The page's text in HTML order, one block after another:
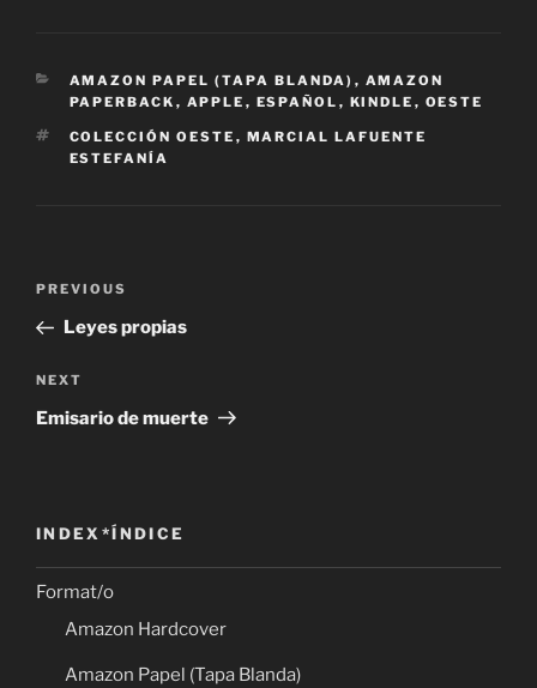
CATEGORIES
AMAZON PAPEL (TAPA BLANDA) , AMAZON
PAPERBACK , APPLE , ESPAÑOL , KINDLE , OESTE
TAGS
COLECCIÓN OESTE , MARCIAL LAFUENTE
ESTEFANÍA
Previous
Post
PREVIOUS
Leyes propias
Next
Post
NEXT
Emisario de muerte
INDEX*ÍNDICE
Format/o
Amazon Hardcover
Amazon Papel (Tapa Blanda)